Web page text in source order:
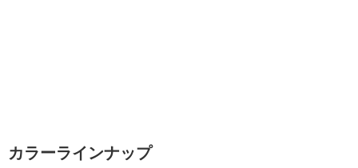
カラーラインナップ